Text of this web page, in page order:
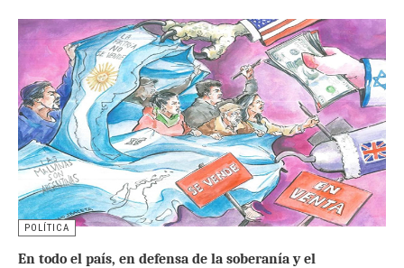
POLÍTICA
En todo el país, en defensa de la soberanía y el